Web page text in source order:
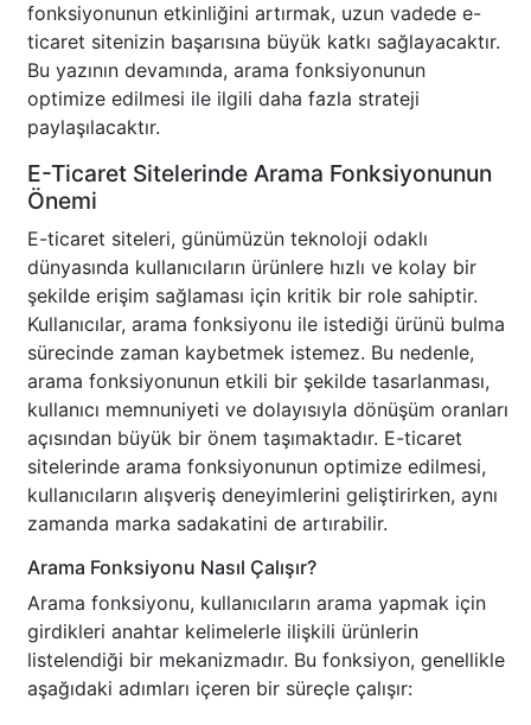
fonksiyonunun etkinliğini artırmak, uzun vadede e-
ticaret sitenizin başarısına büyük katkı sağlayacaktır.
Bu yazının devamında, arama fonksiyonunun
optimize edilmesi ile ilgili daha fazla strateji
paylaşılacaktır.
E-Ticaret Sitelerinde Arama Fonksiyonunun
Önemi
E-ticaret siteleri, günümüzün teknoloji odaklı
dünyasında kullanıcıların ürünlere hızlı ve kolay bir
şekilde erişim sağlaması için kritik bir role sahiptir.
Kullanıcılar, arama fonksiyonu ile istediği ürünü bulma
sürecinde zaman kaybetmek istemez. Bu nedenle,
arama fonksiyonunun etkili bir şekilde tasarlanması,
kullanıcı memnuniyeti ve dolayısıyla dönüşüm oranları
açısından büyük bir önem taşımaktadır. E-ticaret
sitelerinde arama fonksiyonunun optimize edilmesi,
kullanıcıların alışveriş deneyimlerini geliştirirken, aynı
zamanda marka sadakatini de artırabilir.
Arama Fonksiyonu Nasıl Çalışır?
Arama fonksiyonu, kullanıcıların arama yapmak için
girdikleri anahtar kelimelerle ilişkili ürünlerin
listelendiği bir mekanizmadır. Bu fonksiyon, genellikle
aşağıdaki adımları içeren bir süreçle çalışır: